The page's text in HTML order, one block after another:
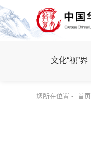
文化“视”界
您所在位置 - 首页